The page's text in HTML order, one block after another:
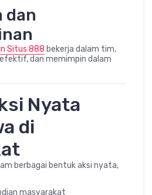
dan
Situs 888 bekerja dalam tim,
dan memimpin dalam
Nyata
di
berbagai bentuk aksi nyata,
masyarakat